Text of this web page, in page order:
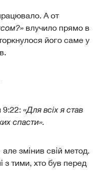
А от
влучило прямо в
його саме у
9:22: «Для всіх я став
спасти».
змінив свій метод.
з тими, хто був перед